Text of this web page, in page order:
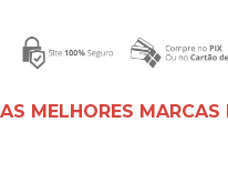
AS MELHORES MARCAS